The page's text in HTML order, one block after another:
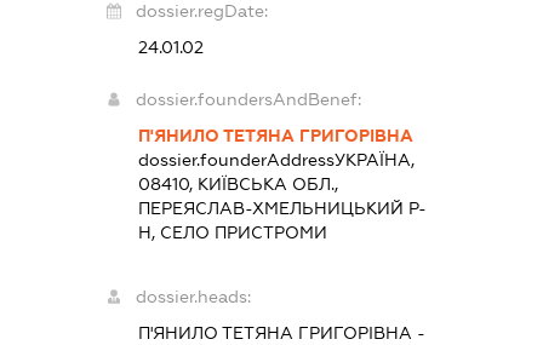
dossier.regDate:
24.01.02
dossier.foundersAndBenef:
П'ЯНИЛО ТЕТЯНА ГРИГОРІВНА
dossier.founderAddressУКРАЇНА,
08410, КИЇВСЬКА ОБЛ.,
ПЕРЕЯСЛАВ-ХМЕЛЬНИЦЬКИЙ Р-
Н, СЕЛО ПРИСТРОМИ
dossier.heads:
П'ЯНИЛО ТЕТЯНА ГРИГОРІВНА -